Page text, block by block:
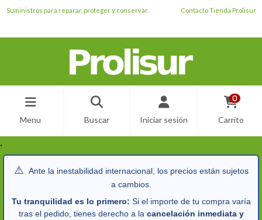
Suministros para reparar, proteger y conservar. Contacto Tienda Prolisur
Menu Buscar Iniciar sesión
0
Carrito
.
⚠️ Ante la inestabilidad internacional, los precios están sujetos
a cambios.
Tu tranquilidad es lo primero: Si el importe de tu compra varía
tras el pedido, tienes derecho a la cancelación inmediata y